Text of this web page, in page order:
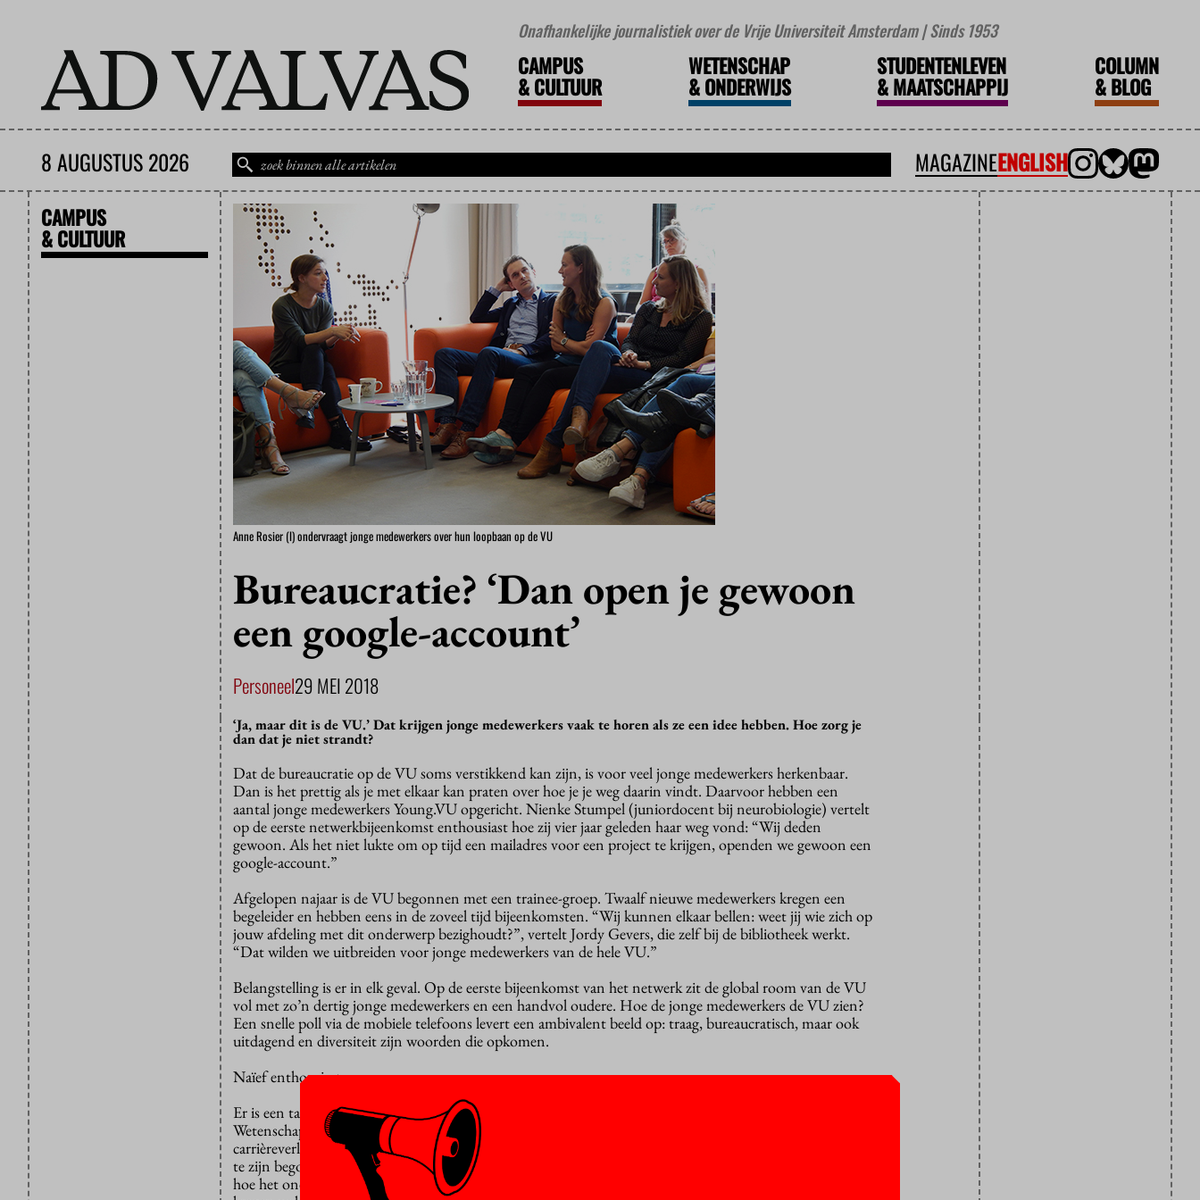
Onafhankelijke journalistiek over de Vrije Universiteit Amsterdam | Sinds 1953
CAMPUS
&CULTUUR
WETENSCHAP
&ONDERWIJS
STUDENTENLEVEN
&MAATSCHAPPIJ
COLUMN
&BLOG
8 AUGUSTUS 2026 MAGAZINEENGLISH
CAMPUS
& CULTUUR
Anne Rosier (l) ondervraagt jonge medewerkers over hun loopbaan op de VU
Bureaucratie? ‘Dan open je gewoon
een google-account’
Personeel29 MEI 2018
‘Ja, maar dit is de VU.’ Dat krijgen jonge medewerkers vaak te horen als ze een idee hebben. Hoe zorg je
dan dat je niet strandt?
Dat de bureaucratie op de VU soms verstikkend kan zijn, is voor veel jonge medewerkers herkenbaar.
Dan is het prettig als je met elkaar kan praten over hoe je je weg daarin vindt. Daarvoor hebben een
aantal jonge medewerkers Young.VU opgericht. Nienke Stumpel (juniordocent bij neurobiologie) vertelt
op de eerste netwerkbijeenkomst enthousiast hoe zij vier jaar geleden haar weg vond: “Wij deden
gewoon. Als het niet lukte om op tijd een mailadres voor een project te krijgen, openden we gewoon een
google-account.”
Afgelopen najaar is de VU begonnen met een trainee-groep. Twaalf nieuwe medewerkers kregen een
begeleider en hebben eens in de zoveel tijd bijeenkomsten. “Wij kunnen elkaar bellen: weet jij wie zich op
jouw afdeling met dit onderwerp bezighoudt?”, vertelt Jordy Gevers, die zelf bij de bibliotheek werkt.
“Dat wilden we uitbreiden voor jonge medewerkers van de hele VU.”
Belangstelling is er in elk geval. Op de eerste bijeenkomst van het netwerk zit de global room van de VU
vol met zo’n dertig jonge medewerkers en een handvol oudere. Hoe de jonge medewerkers de VU zien?
Een snelle poll via de mobiele telefoons levert een ambivalent beeld op: traag, bureaucratisch, maar ook
uitdagend en diversiteit zijn woorden die opkomen.
Naïef enthousiast
Er is een talkshowachtige opzet bedacht: Anne Rosier (werkzaam bij het onderwijsbureau van Sociale
Wetenschappen) interviewt Stumpel en Jos Akkermans, die bij economie onderzoek doet naar het
carrièreverloop van mensen. Stumpel vertelt dat ze het geluk had met een clubje jonge docenten tegelijk
te zijn begonnen. “In het eerste jaar waren wij naïef enthousiast. We hadden allemaal wilde ideeën over
hoe het onderwijs beter kon. De onderwijscoördinator werd waarschijnlijk doodmoe van ons, maar we